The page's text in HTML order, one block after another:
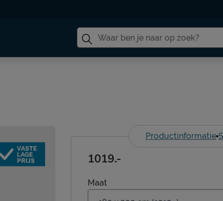
Productinformatie
Maat
1019.-